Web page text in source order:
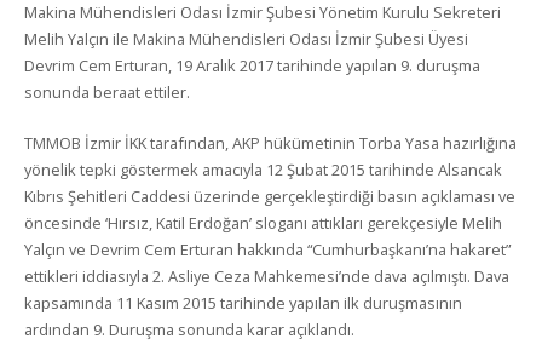
Makina Mühendisleri Odası İzmir Şubesi Yönetim Kurulu Sekreteri
Melih Yalçın ile Makina Mühendisleri Odası İzmir Şubesi Üyesi
Devrim Cem Erturan, 19 Aralık 2017 tarihinde yapılan 9. duruşma
sonunda beraat ettiler.
TMMOB İzmir İKK tarafından, AKP hükümetinin Torba Yasa hazırlığına
yönelik tepki göstermek amacıyla 12 Şubat 2015 tarihinde Alsancak
Kıbrıs Şehitleri Caddesi üzerinde gerçekleştirdiği basın açıklaması ve
öncesinde ‘Hırsız, Katil Erdoğan’ sloganı attıkları gerekçesiyle Melih
Yalçın ve Devrim Cem Erturan hakkında “Cumhurbaşkanı’na hakaret”
ettikleri iddiasıyla 2. Asliye Ceza Mahkemesi’nde dava açılmıştı. Dava
kapsamında 11 Kasım 2015 tarihinde yapılan ilk duruşmasının
ardından 9. Duruşma sonunda karar açıklandı.